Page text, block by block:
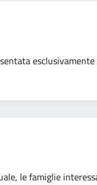
le famiglie